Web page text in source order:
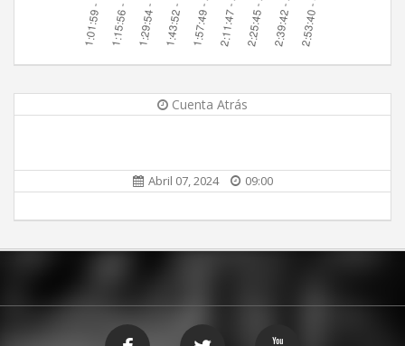
Cuenta Atrás
Abril 07, 2024 09:00